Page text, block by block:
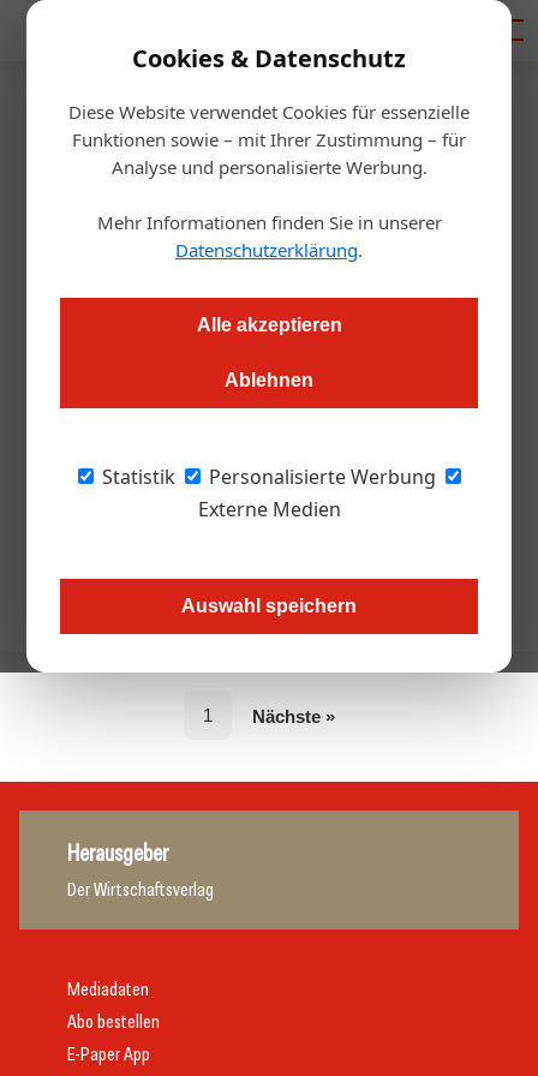
Cookies & Datenschutz
Diese Website verwendet Cookies für essenzielle
Funktionen sowie – mit Ihrer Zustimmung – für
Analyse und personalisierte Werbung.
Mehr Informationen finden Sie in unserer
Datenschutzerklärung.
Alle akzeptieren
Ablehnen
Statistik
Personalisierte Werbung
Externe Medien
Auswahl speichern
Artikel von Von:
Christoph Hauzenberger
Von: Christoph Hauzenberger
1 Nächste »
Herausgeber
Der Wirtschaftsverlag
Mediadaten
Abo bestellen
E-Paper App